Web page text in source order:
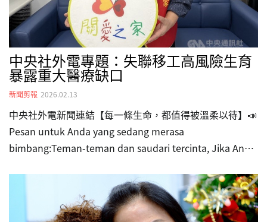
中央社外電專題：失聯移工高風險生育
暴露重大醫療缺口
新聞剪報 2026.02.13
中央社外電新聞連結【每一條生命，都值得被溫柔以待】📣
Pesan untuk Anda yang sedang merasa
bimbang:Teman-teman dan saudari tercinta, Jika Anda
seperti takut berobat karena status keimigrasian , atau
merasa tidak berdaya karena kehamilan. Mohon jangan
takut, dan jangan…